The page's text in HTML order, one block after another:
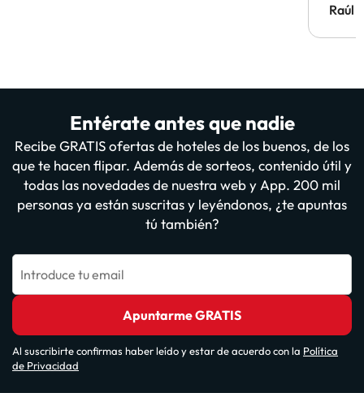
Hotel
Raúl
Entérate antes que nadie
Recibe GRATIS ofertas de hoteles de los buenos, de los
que te hacen flipar. Además de sorteos, contenido útil y
todas las novedades de nuestra web y App. 200 mil
personas ya están suscritas y leyéndonos, ¿te apuntas
tú también?
Introduce tu email
Apuntarme GRATIS
Al suscribirte confirmas haber leído y estar de acuerdo con la Política
de Privacidad